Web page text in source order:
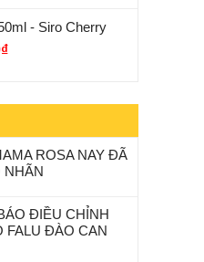
- Siro Cherry
₫
ROSA NAY ĐÃ
NHÃN
ĐIỀU CHỈNH
FALU ĐÀO CAN